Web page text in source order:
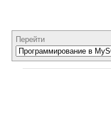
Перейти